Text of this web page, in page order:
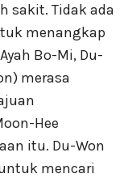
sakit. Tidak ada
menangkap
Bo-Mi, Du-
merasa
Hee
itu. Du-Won
mencari